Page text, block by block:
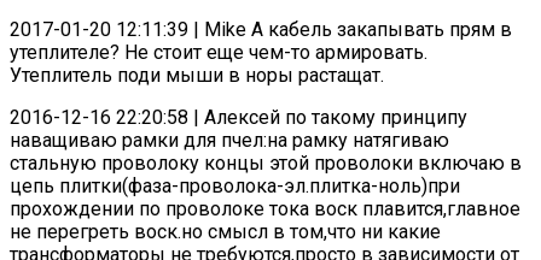
2017-01-20 12:11:39 | Mike А кабель закапывать прям в
утеплителе? Не стоит еще чем-то армировать.
Утеплитель поди мыши в норы растащат.
2016-12-16 22:20:58 | Алексей по такому принципу
наващиваю рамки для пчел:на рамку натягиваю
стальную проволоку концы этой проволоки включаю в
цепь плитки(фаза-проволока-эл.плитка-ноль)при
прохождении по проволоке тока воск плавится,главное
не перегреть воск.но смысл в том,что ни какие
трансформаторы не требуются,просто в зависимости от